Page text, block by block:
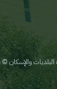
والإسكان © 2026